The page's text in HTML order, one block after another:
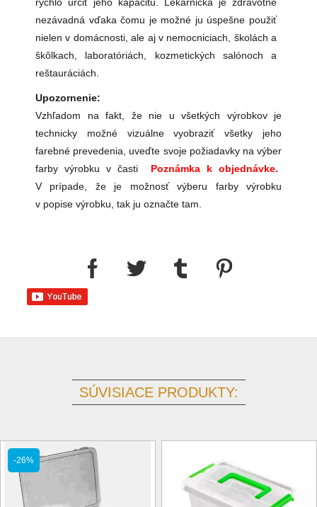
nezávadná vďaka čomu je možné ju úspešne použiť
nielen v domácnosti, ale aj v nemocniciach, školách a
škôlkach, laboratóriách, kozmetických salónoch a
reštauráciách.
Upozornenie:
Vzhľadom na fakt, že nie u všetkých výrobkov je
technicky možné vizuálne vyobraziť všetky jeho
farebné prevedenia, uveďte svoje požiadavky na výber
farby výrobku v časti Poznámka k objednávke.
V prípade, že je možnosť výberu farby výrobku
v popise výrobku, tak ju označte tam.
SÚVISIACE PRODUKTY:
-26%